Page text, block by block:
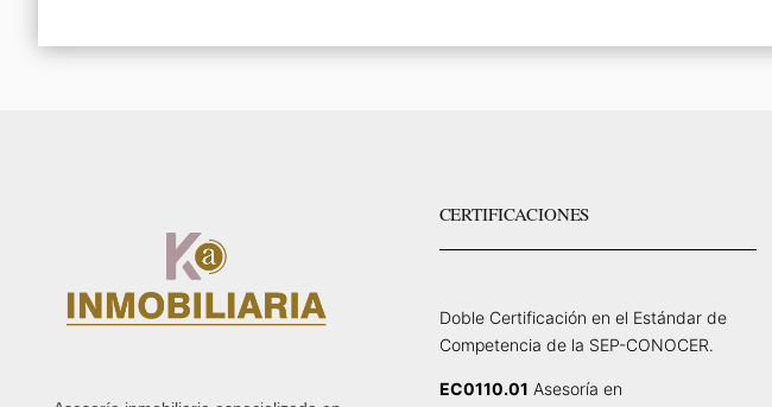
CERTIFICACIONES
Doble Certificación en el Estándar de
Competencia de la SEP-CONOCER.
EC0110.01 Asesoría en